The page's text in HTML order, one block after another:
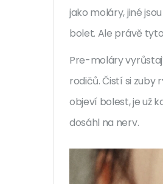
jako moláry, jiné
bolet. Ale právě
Pre-moláry
rodičů. Čistí si zuby
objeví bolest, je už
dosáhl na nerv.